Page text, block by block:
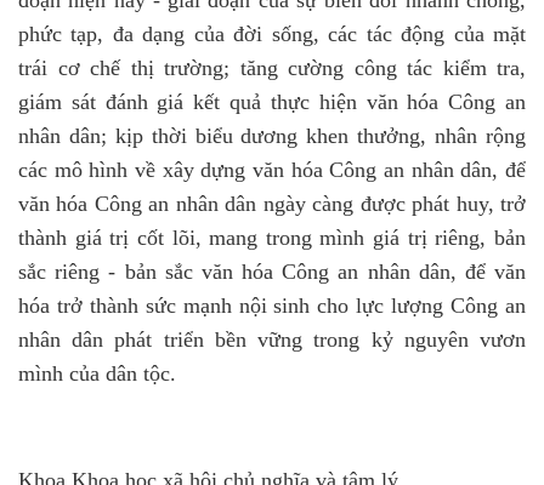
phức tạp, đa dạng của đời sống, các tác động của mặt
trái cơ chế thị trường; tăng cường công tác kiểm tra,
giám sát đánh giá kết quả thực hiện văn hóa Công an
nhân dân; kịp thời biểu dương khen thưởng, nhân rộng
các mô hình về xây dựng văn hóa Công an nhân dân, để
văn hóa Công an nhân dân ngày càng được phát huy, trở
thành giá trị cốt lõi, mang trong mình giá trị riêng, bản
sắc riêng - bản sắc văn hóa Công an nhân dân, để văn
hóa trở thành sức mạnh nội sinh cho lực lượng Công an
nhân dân phát triển bền vững trong kỷ nguyên vươn
mình của dân tộc.
Khoa Khoa học xã hội chủ nghĩa và tâm lý